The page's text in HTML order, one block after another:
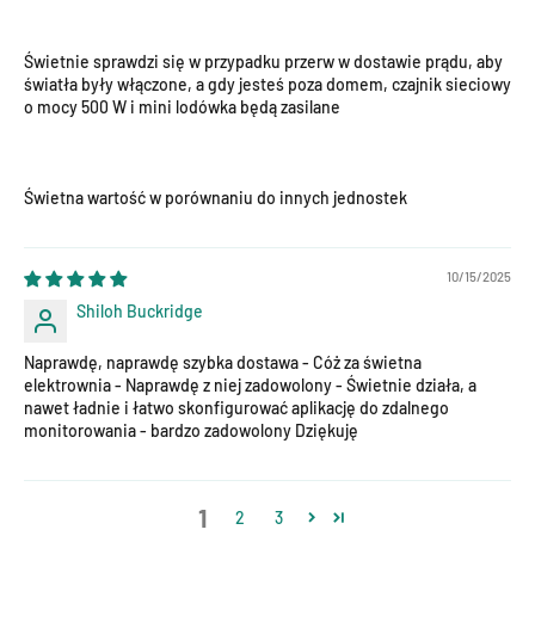
Świetnie sprawdzi się w przypadku przerw w dostawie prądu, aby
światła były włączone, a gdy jesteś poza domem, czajnik sieciowy
o mocy 500 W i mini lodówka będą zasilane
Świetna wartość w porównaniu do innych jednostek
10/15/2025
Shiloh Buckridge
Naprawdę, naprawdę szybka dostawa - Cóż za świetna
elektrownia - Naprawdę z niej zadowolony - Świetnie działa, a
nawet ładnie i łatwo skonfigurować aplikację do zdalnego
monitorowania - bardzo zadowolony Dziękuję
1 2 3